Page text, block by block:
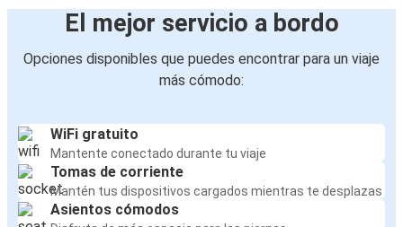
El mejor servicio a bordo
Opciones disponibles que puedes encontrar para un viaje
más cómodo:
WiFi gratuito
Mantente conectado durante tu viaje
Tomas de corriente
Mantén tus dispositivos cargados mientras te desplazas
Asientos cómodos